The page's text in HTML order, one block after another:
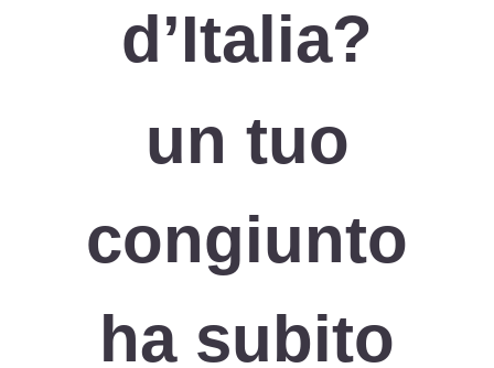
d’Italia?
un tuo
congiunto
ha subito